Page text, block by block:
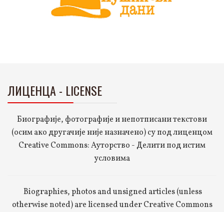
ЛИЦЕНЦА - LICENSE
Биографије, фотографије и непотписани текстови
(осим ако другачије није назначено) су под лиценцом
Creative Commons: Ауторство - Делити под истим
условима
Biographies, photos and unsigned articles (unless
otherwise noted) are licensed under Creative Commons